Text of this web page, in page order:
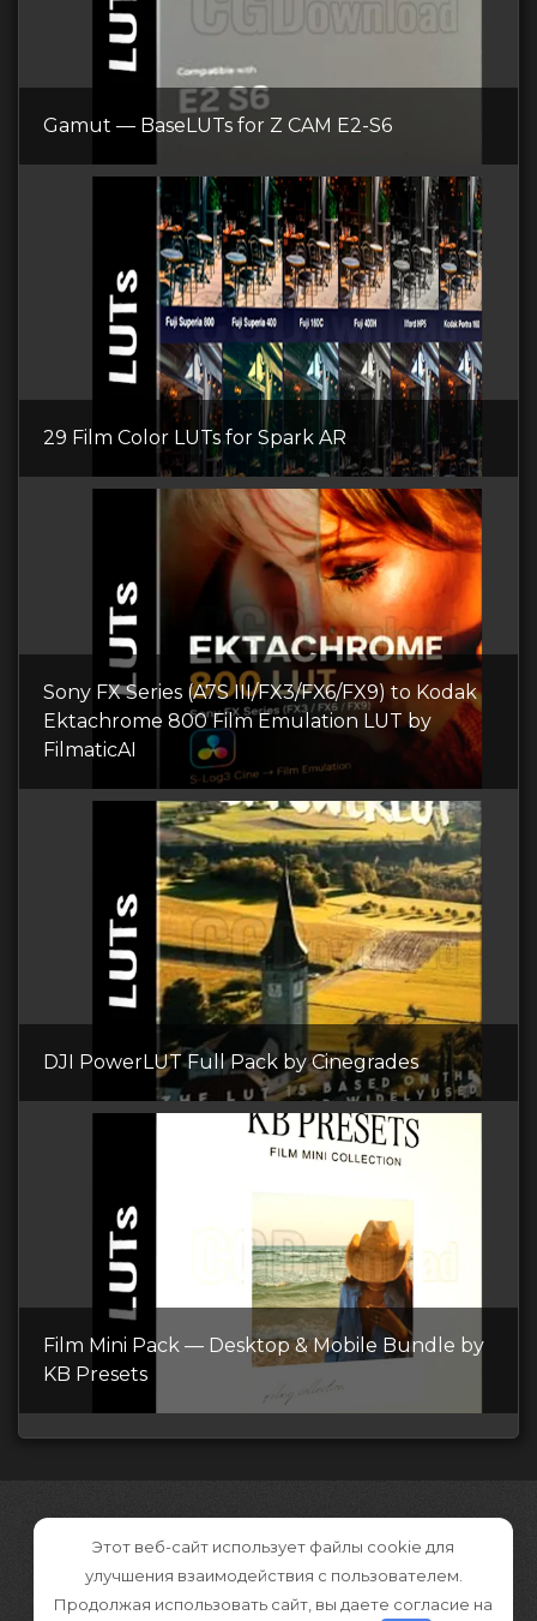
Gamut — BaseLUTs for Z CAM E2-S6
29 Film Color LUTs for Spark AR
Sony FX Series (A7S III/FX3/FX6/FX9) to Kodak
Ektachrome 800 Film Emulation LUT by
FilmaticAI
DJI PowerLUT Full Pack by Cinegrades
Film Mini Pack — Desktop & Mobile Bundle by
KB Presets
Этот веб-сайт использует файлы cookie для
улучшения взаимодействия с пользователем.
Продолжая использовать сайт, вы даете согласие на